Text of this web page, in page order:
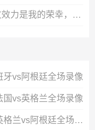
科斯蒂奇社媒告别：为尤文效力是我的荣幸，感谢大家的支持
vs阿根廷全场录像
vs英格兰全场录像
07月16日世界杯半决赛英格兰vs阿根廷全场录像